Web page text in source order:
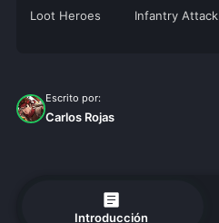
Loot Heroes Infantry Attack
Escrito por:
Carlos Rojas
article
Introducción